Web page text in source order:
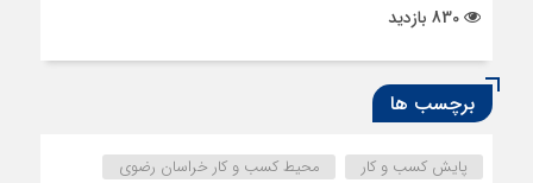
برچسب ها
پایش کسب و کار محیط کسب و کار خراسان رضوی